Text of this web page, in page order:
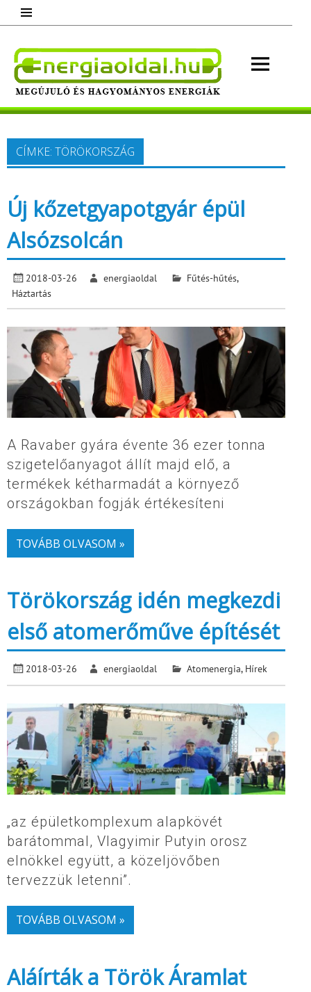
content
Megújuló és hagyományos energiák.
Minden, ami energia!
CÍMKE: TÖRÖKORSZÁG
Új kőzetgyapotgyár épül
Alsózsolcán
2018-03-26 energiaoldal Fűtés-hűtés,
Háztartás
A Ravaber gyára évente 36 ezer tonna
szigetelőanyagot állít majd elő, a
termékek kétharmadát a környező
országokban fogják értékesíteni
TOVÁBB OLVASOM »
Törökország idén megkezdi
első atomerőműve építését
2018-03-26 energiaoldal Atomenergia, Hírek
„az épületkomplexum alapkövét
barátommal, Vlagyimir Putyin orosz
elnökkel együtt, a közeljövőben
tervezzük letenni”.
TOVÁBB OLVASOM »
Aláírták a Török Áramlat